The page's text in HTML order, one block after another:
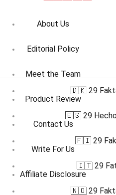
About Us
Editorial Policy
Meet the Team
Product Review
Contact Us
Write For Us
Affiliate Disclosure
🇩🇰 29
🇪🇸 29
🇫🇮 29
🇮🇹 29
🇳🇴 29